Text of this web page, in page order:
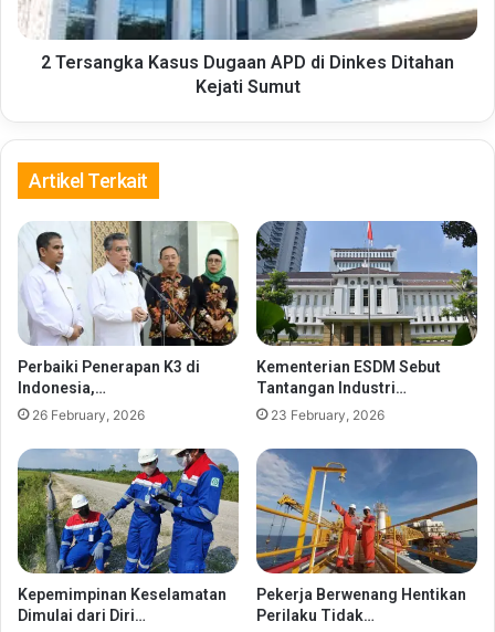
Ditahan
Kejati
Sumut2 Tersangka Kasus Dugaan APD di Dinkes Ditahan
Kejati Sumut
Artikel Terkait
Perbaiki Penerapan K3 di
Indonesia,…
26 February, 2026
Kementerian ESDM Sebut
Tantangan Industri…
23 February, 2026
Kepemimpinan Keselamatan
Dimulai dari Diri…
Pekerja Berwenang Hentikan
Perilaku Tidak…